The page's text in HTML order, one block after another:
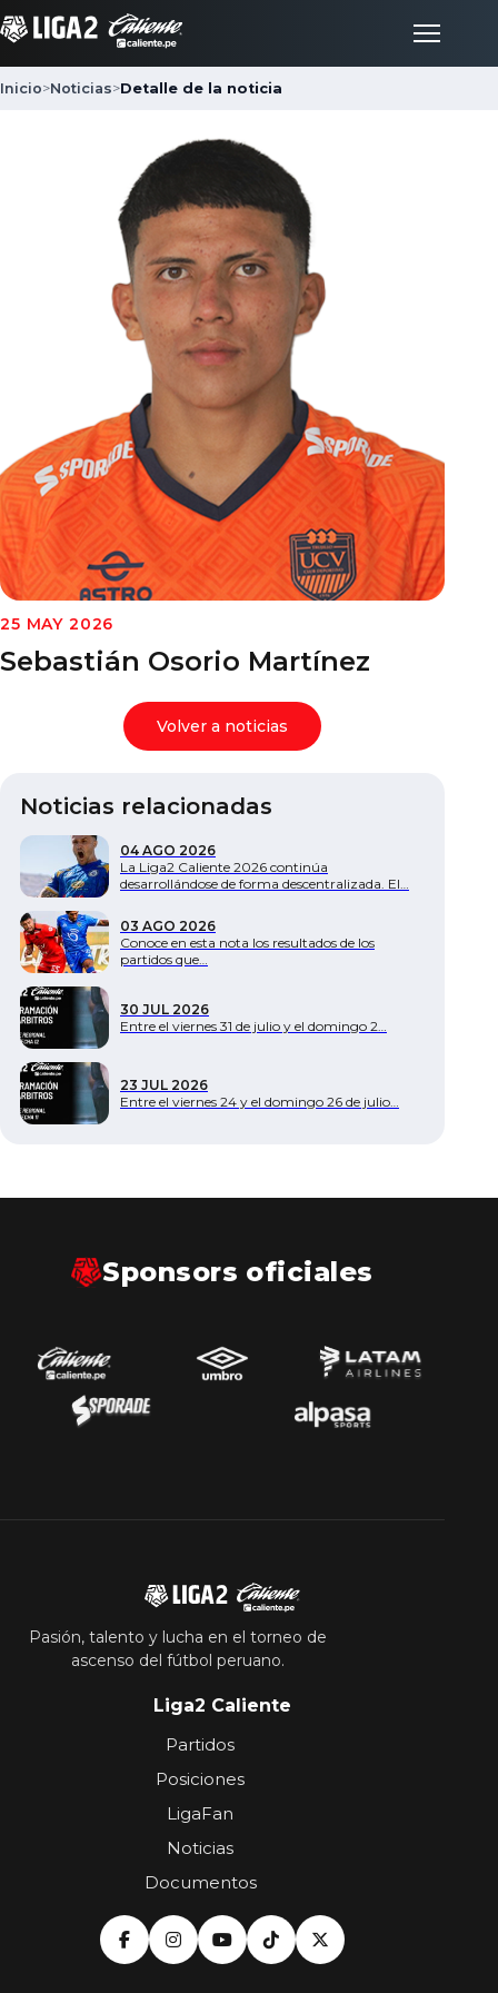
Posiciones
Noticias
Documentos
Inicio>Noticias>Detalle de la noticia
25 MAY 2026
Sebastián Osorio Martínez
Volver a noticias
Noticias relacionadas
04 AGO 2026
La Liga2 Caliente 2026 continúa
desarrollándose de forma descentralizada. El…
03 AGO 2026
Conoce en esta nota los resultados de los
partidos que…
30 JUL 2026
Entre el viernes 31 de julio y el domingo 2…
23 JUL 2026
Entre el viernes 24 y el domingo 26 de julio…
Sponsors oficiales
Pasión, talento y lucha en el torneo de
ascenso del fútbol peruano.
Liga2 Caliente
Partidos
Posiciones
LigaFan
Noticias
Documentos